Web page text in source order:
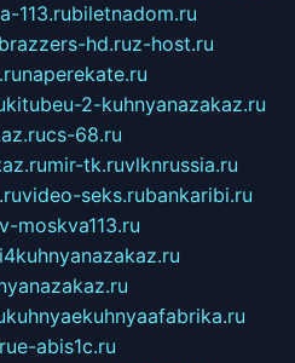
113.rubiletnadom.ru
brazzers-hd.ruz-host.ru
naperekate.ru
kitubeu-2-kuhnyanazakaz.ru
cs-68.ru
mir-tk.ruvlknrussia.ru
video-seks.rubankaribi.ru
moskva113.ru
kuhnyaekuhnyaafabrika.ru
e-abis1c.ru